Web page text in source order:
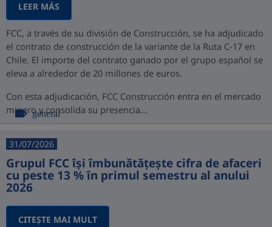
LEER MÁS
FCC, a través de su división de Construcción, se ha adjudicado
el contrato de construcción de la variante de la Ruta C-17 en
Chile. El importe del contrato ganado por el grupo español se
eleva a alrededor de 20 millones de euros.
Con esta adjudicación, FCC Construcción entra en el mercado
minero y consolida su presencia...
general
31/07/2026
Grupul FCC își îmbunătățește cifra de afaceri
cu peste 13 % în primul semestru al anului
2026
CITEŞTE MAI MULT